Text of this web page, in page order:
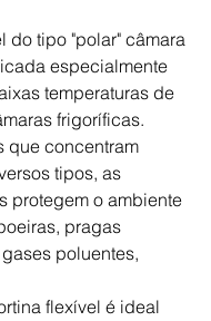
do tipo "polar" câmara
especialmente
temperaturas de
frigoríficas.
que concentram
tipos, as
protegem o ambiente
pragas
poluentes,
flexível é ideal